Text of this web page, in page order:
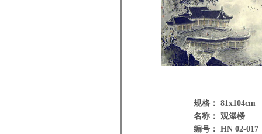
规格： 81x104cm
名称： 观瀑楼
编号： HN 02-017